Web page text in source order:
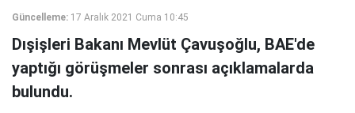
Güncelleme: 17 Aralık 2021 Cuma 10:45
Dışişleri Bakanı Mevlüt Çavuşoğlu, BAE'de
yaptığı görüşmeler sonrası açıklamalarda
bulundu.